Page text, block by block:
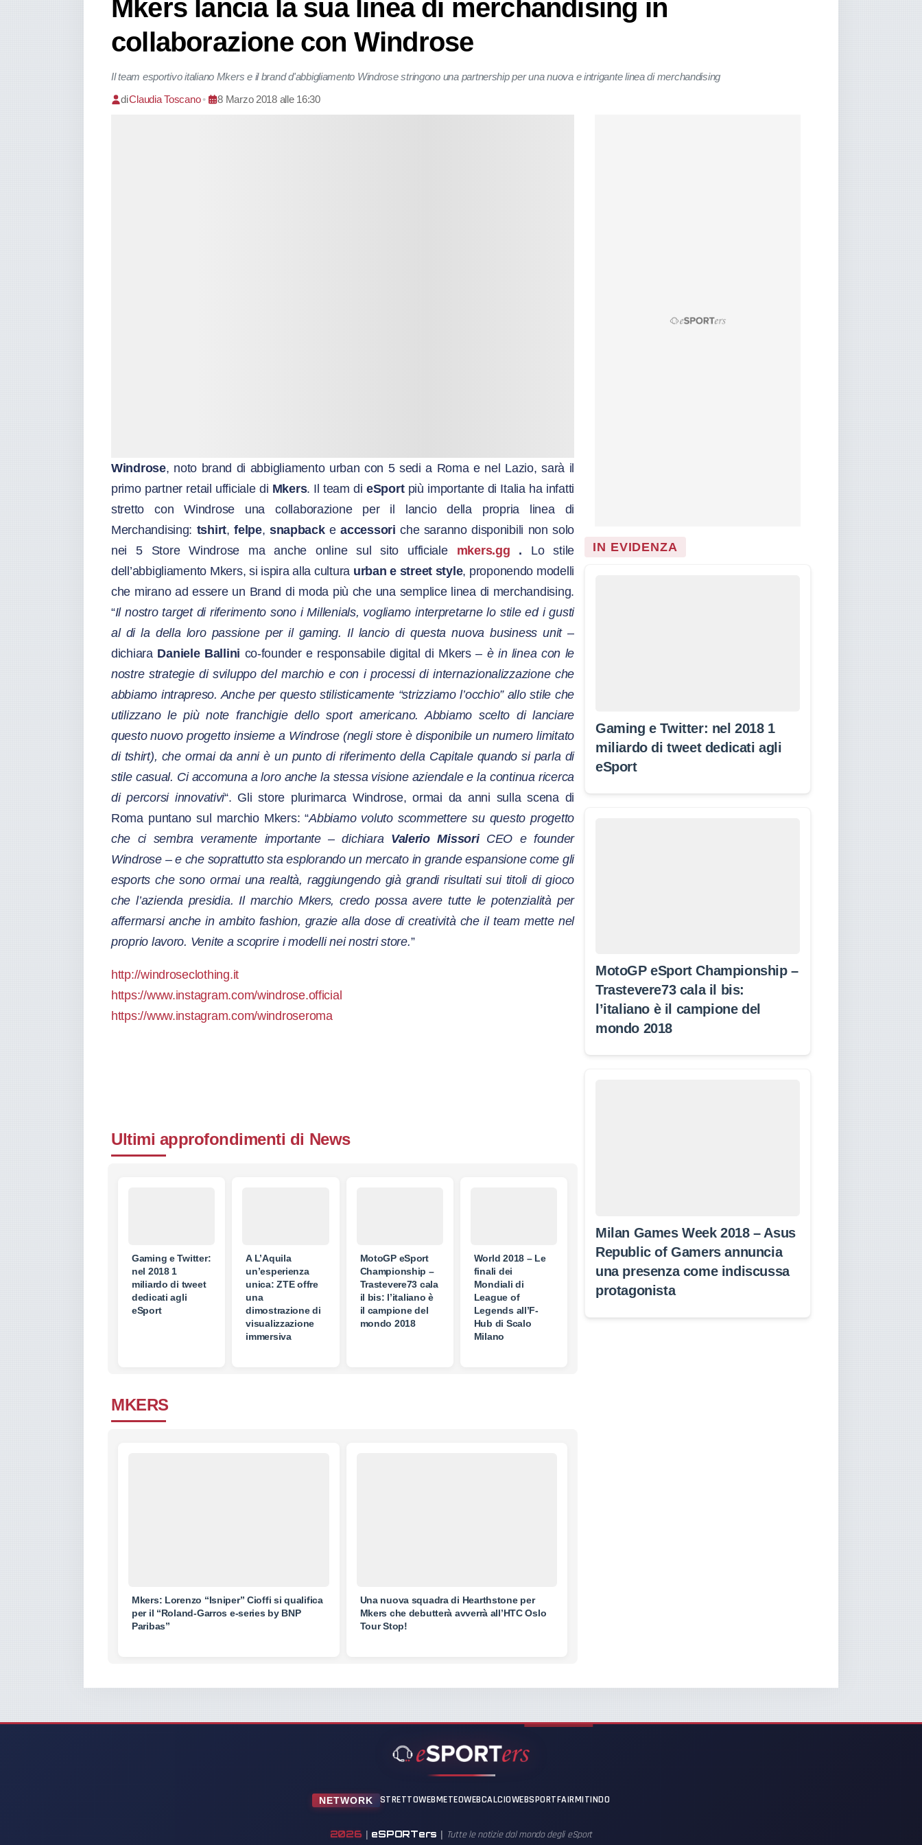
Mkers lancia la sua linea di merchandising in
collaborazione con Windrose
Il team esportivo italiano Mkers e il brand d'abbigliamento Windrose stringono una partnership per una nuova e intrigante linea di merchandising
diClaudia Toscano • 8 Marzo 2018 alle 16:30
Windrose, noto brand di abbigliamento urban con 5 sedi a Roma e nel Lazio, sarà il
primo partner retail ufficiale di Mkers. Il team di eSportpiù importante di Italia ha infatti
stretto con Windrose una collaborazione per il lancio della propria linea di
Merchandising: tshirt, felpe, snapbackeaccessori che saranno disponibili non solo
nei 5 Store Windrose ma anche online sul sito ufficiale
mkers.gg . Lo stile
dell’abbigliamento Mkers, si ispira alla cultura urban e street style, proponendo modelli
che mirano ad essere un Brand di moda più che una semplice linea di merchandising.
“Il nostro target di riferimento sono i Millenials, vogliamo interpretarne lo stile ed i gusti
al di la della loro passione per il gaming. Il lancio di questa nuova business unit–
dichiara Daniele Ballini co-founder e responsabile digital di Mkers – è in linea con le
nostre strategie di sviluppo del marchio e con i processi di internazionalizzazione che
abbiamo intrapreso. Anche per questo stilisticamente “strizziamo l’occhio” allo stile che
utilizzano le più note franchigie dello sport americano. Abbiamo scelto di lanciare
questo nuovo progetto insieme a Windrose (negli store è disponibile un numero limitato
di tshirt), che ormai da anni è un punto di riferimento della Capitale quando si parla di
stile casual. Ci accomuna a loro anche la stessa visione aziendale e la continua ricerca
di percorsi innovativi“. Gli store plurimarca Windrose, ormai da anni sulla scena di
Roma puntano sul marchio Mkers: “Abbiamo voluto scommettere su questo progetto
che ci sembra veramente importante – dichiara Valerio MissoriCEO e founder
Windrose – e che soprattutto sta esplorando un mercato in grande espansione come gli
esports che sono ormai una realtà, raggiungendo già grandi risultati sui titoli di gioco
che l’azienda presidia. Il marchio Mkers, credo possa avere tutte le potenzialità per
affermarsi anche in ambito fashion, grazie alla dose di creatività che il team mette nel
proprio lavoro. Venite a scoprire i modelli nei nostri store.”
http://windroseclothing.it
https://www.instagram.com/windrose.official
https://www.instagram.com/windroseroma
Ultimi approfondimenti di News
Gaming e Twitter:
nel 2018 1
miliardo di tweet
dedicati agli
eSport
A L’Aquila
un’esperienza
unica: ZTE offre
una
dimostrazione di
visualizzazione
immersiva
MotoGP eSport
Championship –
Trastevere73 cala
il bis: l’italiano è
il campione del
mondo 2018
World 2018 – Le
finali dei
Mondiali di
League of
Legends all’F-
Hub di Scalo
Milano
MKERS
Mkers: Lorenzo “Isniper” Cioffi si qualifica
per il “Roland-Garros e-series by BNP
Paribas”
Una nuova squadra di Hearthstone per
Mkers che debutterà avverrà all’HTC Oslo
Tour Stop!
IN EVIDENZA
Gaming e Twitter: nel 2018 1
miliardo di tweet dedicati agli
eSport
MotoGP eSport Championship –
Trastevere73 cala il bis:
l’italiano è il campione del
mondo 2018
Milan Games Week 2018 – Asus
Republic of Gamers annuncia
una presenza come indiscussa
protagonista
NETWORK STRETTOWEBMETEOWEBCALCIOWEBSPORTFAIRMITINDO
2026 | eSPORTers | Tutte le notizie dal mondo degli eSport